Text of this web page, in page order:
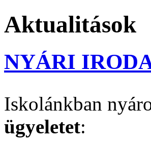
Aktualitások
NYÁRI
Iskolánkban
ügyeletet: